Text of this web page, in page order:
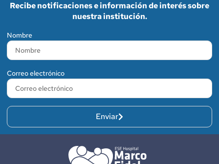
Recibe notificaciones e información de interés sobre
nuestra institución.
Nombre
Correo electrónico
Enviar